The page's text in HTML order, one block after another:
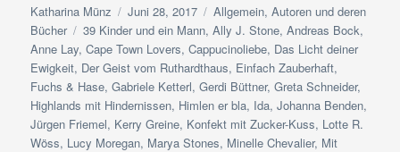
Autor
Katharina Münz
Veröffentlicht
am
Juni 28, 2017 Kategorien
Allgemein,Autoren und deren
Bücher
Schlagwörter
39 Kinder und ein Mann,Ally J. Stone,Andreas Bock,
Anne Lay,Cape Town Lovers,Cappucinoliebe, Das Licht deiner
Ewigkeit, Der Geist vom Ruthardthaus, Einfach Zauberhaft,
Fuchs & Hase,Gabriele Ketterl,Gerdi Büttner,Greta Schneider,
Highlands mit Hindernissen, Himlen er bla, Ida,Johanna Benden,
Jürgen Friemel, Kerry Greine, Konfekt mit Zucker-Kuss, Lotte R.
Wöss, Lucy Moregan, Marya Stones, Minelle Chevalier, Mit